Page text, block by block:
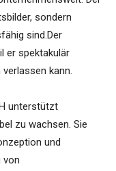
sondern
sind.Der
er spektakulär
kann.
unterstützt
zu wachsen. Sie
und
von